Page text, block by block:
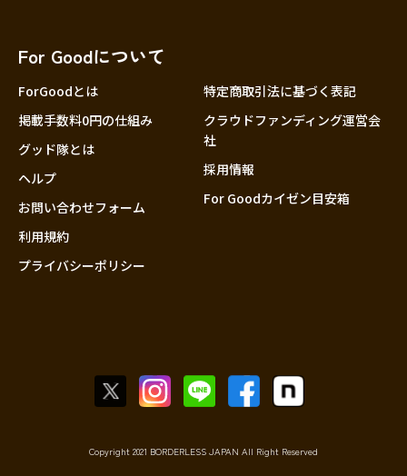
大分
For Goodについて
ForGoodとは
掲載手数料0円の仕組み
グッド隊とは
ヘルプ
お問い合わせフォーム
利用規約
プライバシーポリシー
特定商取引法に基づく表記
クラウドファンディング運営会
社
採用情報
For Goodカイゼン目安箱
Copyright 2021 BORDERLESS JAPAN All Right Reserved